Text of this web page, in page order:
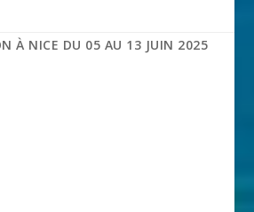
À NICE DU 05 AU 13 JUIN 2025